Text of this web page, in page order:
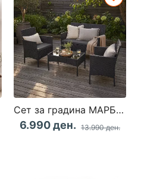
Сет за градина МАРБЕЛА Црна
6.990 ден. 13.990 ден.